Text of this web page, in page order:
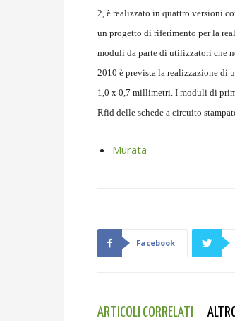
2, è realizzato in quattro versioni
un progetto di riferimento per la
moduli da parte di utilizzatori che
2010 è prevista la realizzazione di
1,0 x 0,7 millimetri. I moduli di
Rfid delle schede a circuito
Murata
Facebook
ARTICOLI CORRELATI